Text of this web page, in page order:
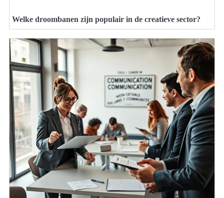
Welke droombanen zijn populair in de creatieve sector?